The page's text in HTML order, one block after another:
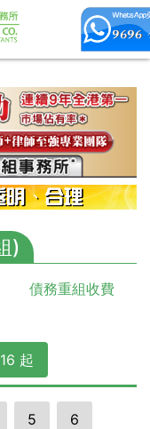
)
債務重組收費
起
5 6